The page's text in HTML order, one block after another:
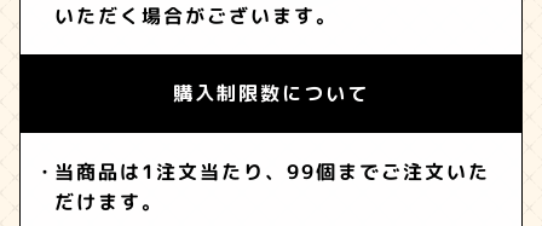
いただく場合がございます。
購入制限数について
当商品は1注文当たり、99個までご注文いた
だけます。